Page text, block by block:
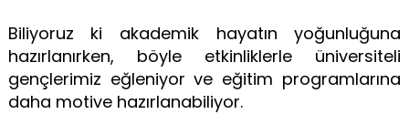
Biliyoruz ki akademik hayatın yoğunluğuna
hazırlanırken, böyle etkinliklerle üniversiteli
gençlerimiz eğleniyor ve eğitim programlarına
daha motive hazırlanabiliyor.